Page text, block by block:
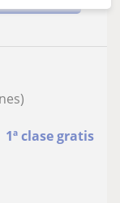
1ª clase gratis